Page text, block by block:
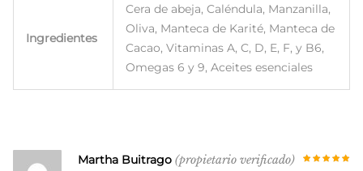
Ingredientes
Cera de abeja, Caléndula, Manzanilla,
Oliva, Manteca de Karité, Manteca de
Cacao, Vitaminas A, C, D, E, F, y B6,
Omegas 6 y 9, Aceites esenciales
Martha Buitrago (propietario verificado)